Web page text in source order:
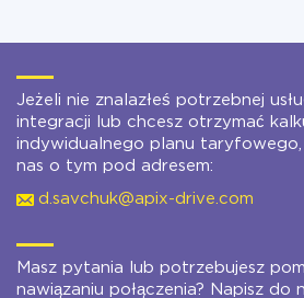
Jeżeli nie znalazłeś potrzebnej
integracji lub chcesz otrzymać
indywidualnego planu
nas o tym pod adresem:
d.savchuk@apix-drive.com
Masz pytania lub potrzebujesz
nawiązaniu połączenia? Napisz do